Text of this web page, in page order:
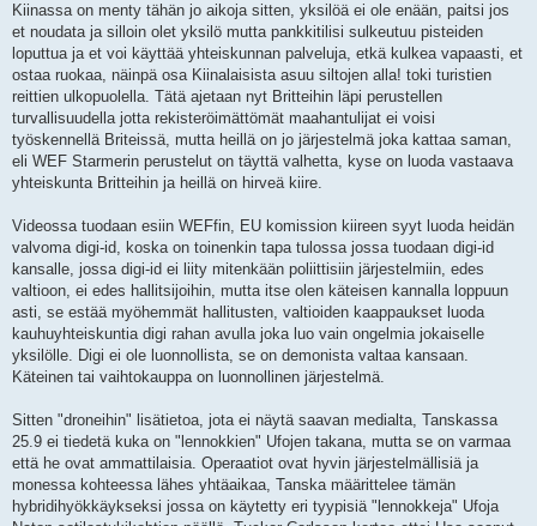
Kiinassa on menty tähän jo aikoja sitten, yksilöä ei ole enään, paitsi jos
et noudata ja silloin olet yksilö mutta pankkitilisi sulkeutuu pisteiden
loputtua ja et voi käyttää yhteiskunnan palveluja, etkä kulkea vapaasti, et
ostaa ruokaa, näinpä osa Kiinalaisista asuu siltojen alla! toki turistien
reittien ulkopuolella. Tätä ajetaan nyt Britteihin läpi perustellen
turvallisuudella jotta rekisteröimättömät maahantulijat ei voisi
työskennellä Briteissä, mutta heillä on jo järjestelmä joka kattaa saman,
eli WEF Starmerin perustelut on täyttä valhetta, kyse on luoda vastaava
yhteiskunta Britteihin ja heillä on hirveä kiire.
Videossa tuodaan esiin WEFfin, EU komission kiireen syyt luoda heidän
valvoma digi-id, koska on toinenkin tapa tulossa jossa tuodaan digi-id
kansalle, jossa digi-id ei liity mitenkään poliittisiin järjestelmiin, edes
valtioon, ei edes hallitsijoihin, mutta itse olen käteisen kannalla loppuun
asti, se estää myöhemmät hallitusten, valtioiden kaappaukset luoda
kauhuyhteiskuntia digi rahan avulla joka luo vain ongelmia jokaiselle
yksilölle. Digi ei ole luonnollista, se on demonista valtaa kansaan.
Käteinen tai vaihtokauppa on luonnollinen järjestelmä.
Sitten "droneihin" lisätietoa, jota ei näytä saavan medialta, Tanskassa
25.9 ei tiedetä kuka on "lennokkien" Ufojen takana, mutta se on varmaa
että he ovat ammattilaisia. Operaatiot ovat hyvin järjestelmällisiä ja
monessa kohteessa lähes yhtäaikaa, Tanska määrittelee tämän
hybridihyökkäykseksi jossa on käytetty eri tyypisiä "lennokkeja" Ufoja